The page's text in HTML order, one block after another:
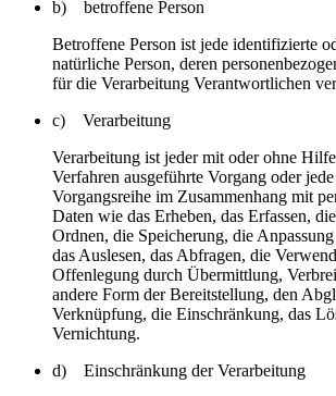
b) betroffene Person
Betroffene Person ist jede identifizierte
natürliche Person, deren
für die Verarbeitung Verantwortlichen
c) Verarbeitung
Verarbeitung ist jeder mit oder ohne
Verfahren ausgeführte Vorgang oder
Vorgangsreihe im Zusammenhang mit
Daten wie das Erheben, das Erfassen,
Ordnen, die Speicherung, die
das Auslesen, das Abfragen, die
Offenlegung durch Übermittlung,
andere Form der Bereitstellung, den
Verknüpfung, die Einschränkung, das
Vernichtung.
d) Einschränkung der Verarbeitung